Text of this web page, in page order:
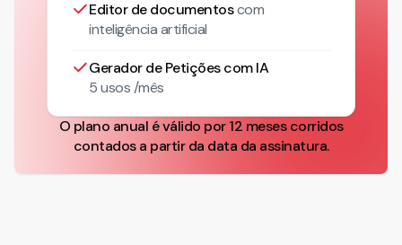
Editor de documentoscom
inteligência artificial
Gerador de Petições com IA
5 usos /mês
O plano anual é válido por 12 meses corridos
contados a partir da data da assinatura.